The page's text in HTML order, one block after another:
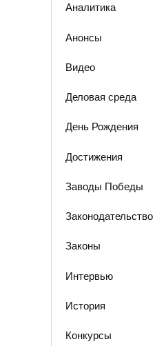
Аналитика
Анонсы
Видео
Деловая среда
День Рождения
Достижения
Заводы Победы
Законодательство
Законы
Интервью
История
Конкурсы